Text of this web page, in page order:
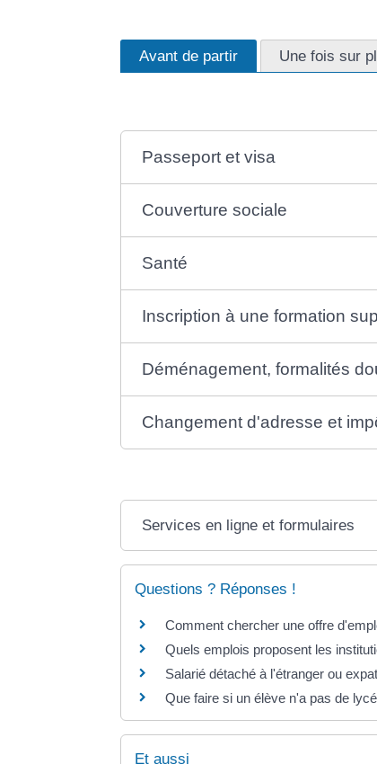
Avant de partir Une fois sur
Passeport et visa
Couverture sociale
Santé
Inscription à une formation
Déménagement, formalités
Changement d'adresse et
Services en ligne et formulaires
Questions ? Réponses !
Comment chercher une offre
Quels emplois proposent les
Salarié détaché à l'étranger ou
Que faire si un élève n'a pas de
Et aussi